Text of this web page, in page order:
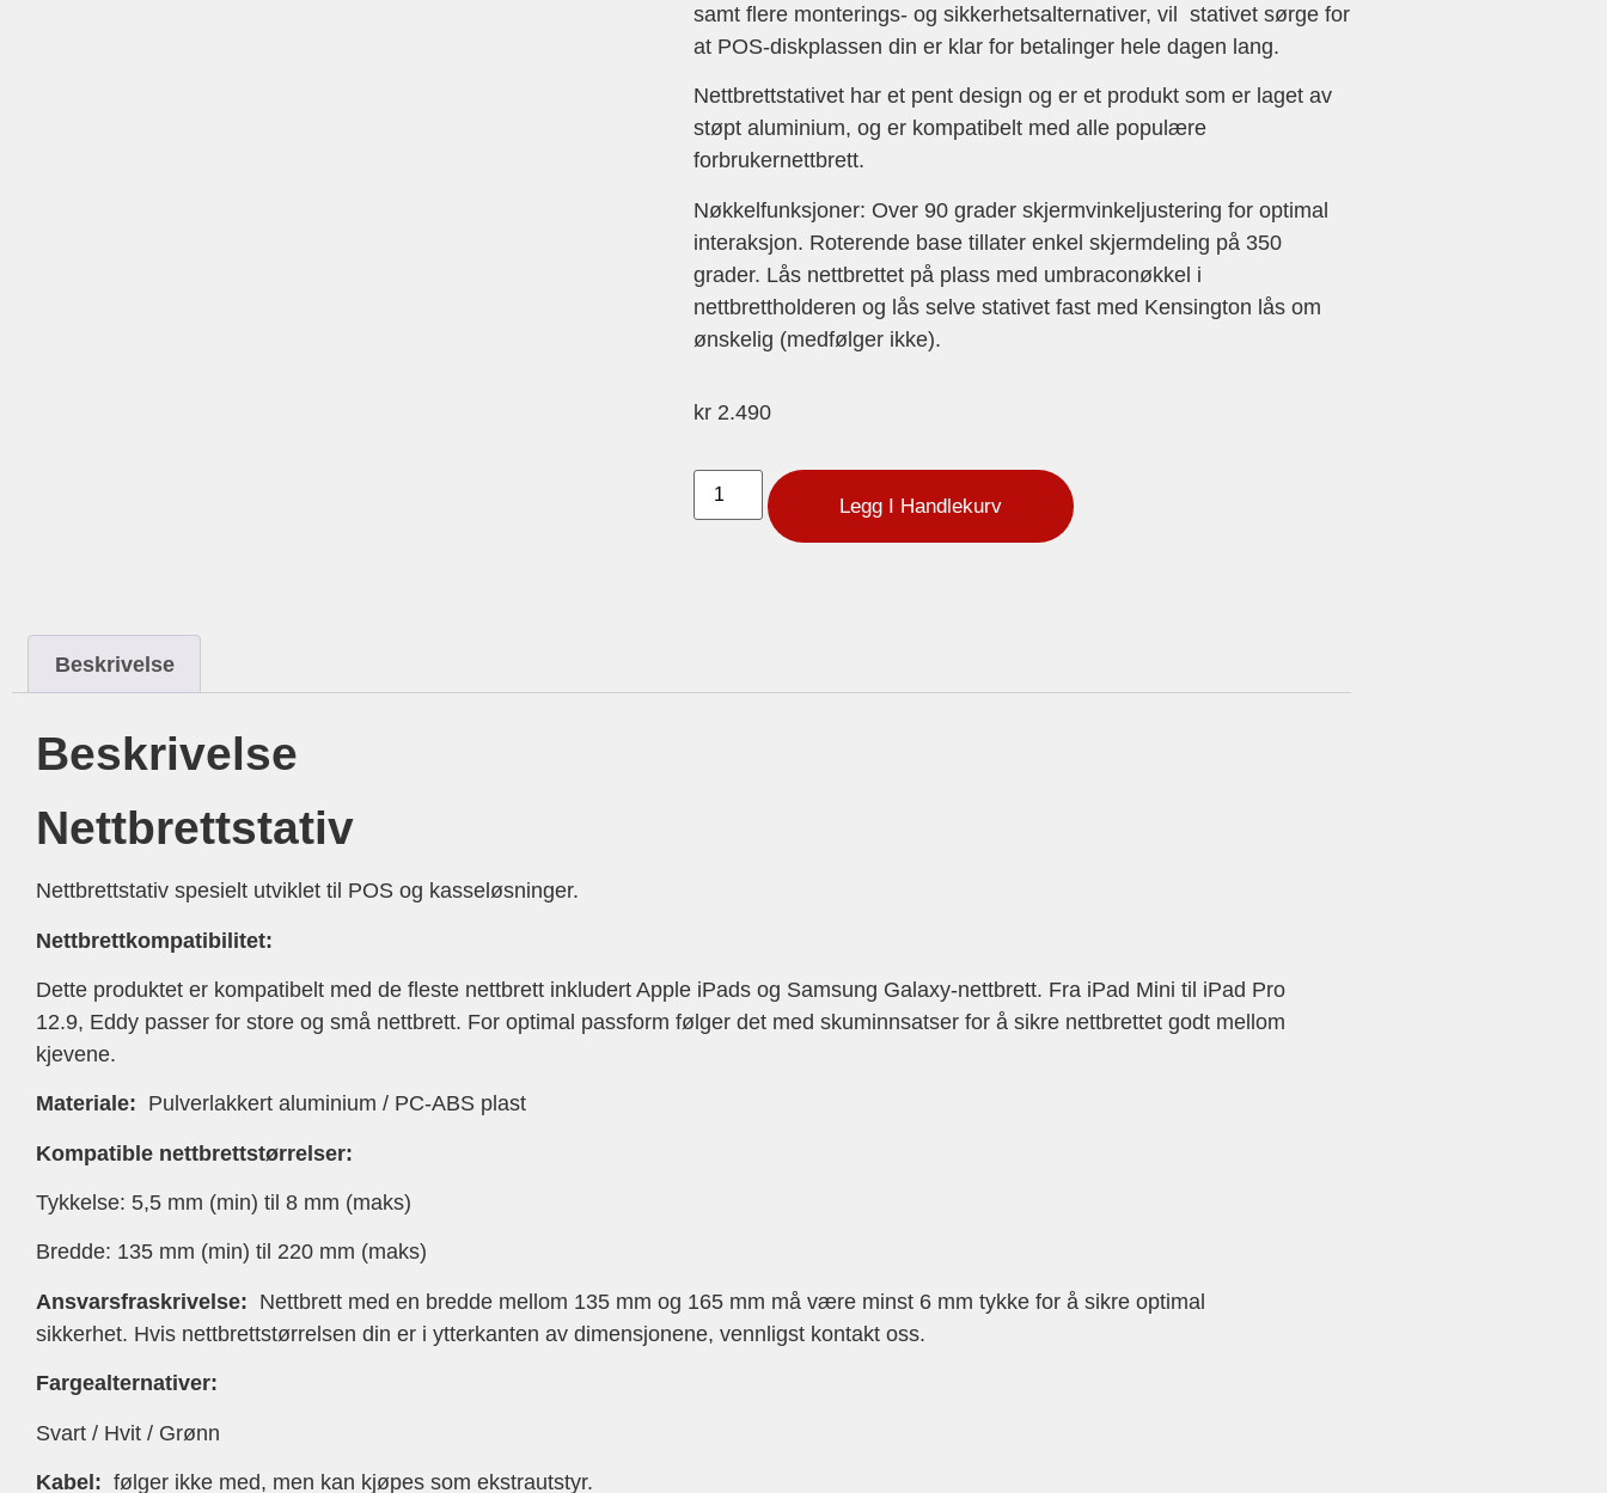
samt flere monterings- og sikkerhetsalternativer, vil stativet sørge for
at POS-diskplassen din er klar for betalinger hele dagen lang.
Nettbrettstativet har et pent design og er et produkt som er laget av
støpt aluminium, og er kompatibelt med alle populære
forbrukernettbrett.
Nøkkelfunksjoner: Over 90 grader skjermvinkeljustering for optimal
interaksjon. Roterende base tillater enkel skjermdeling på 350
grader. Lås nettbrettet på plass med umbraconøkkel i
nettbrettholderen og lås selve stativet fast med Kensington lås om
ønskelig (medfølger ikke).
kr 2.490
Legg I Handlekurv
Beskrivelse
Beskrivelse
Nettbrettstativ
Nettbrettstativ spesielt utviklet til POS og kasseløsninger.
Nettbrettkompatibilitet:
Dette produktet er kompatibelt med de fleste nettbrett inkludert Apple iPads og Samsung Galaxy-nettbrett. Fra iPad Mini til iPad Pro
12.9, Eddy passer for store og små nettbrett. For optimal passform følger det med skuminnsatser for å sikre nettbrettet godt mellom
kjevene.
Materiale: Pulverlakkert aluminium / PC-ABS plast
Kompatible nettbrettstørrelser:
Tykkelse: 5,5 mm (min) til 8 mm (maks)
Bredde: 135 mm (min) til 220 mm (maks)
Ansvarsfraskrivelse: Nettbrett med en bredde mellom 135 mm og 165 mm må være minst 6 mm tykke for å sikre optimal
sikkerhet. Hvis nettbrettstørrelsen din er i ytterkanten av dimensjonene, vennligst kontakt oss.
Fargealternativer:
Svart / Hvit / Grønn
Kabel: følger ikke med, men kan kjøpes som ekstrautstyr.